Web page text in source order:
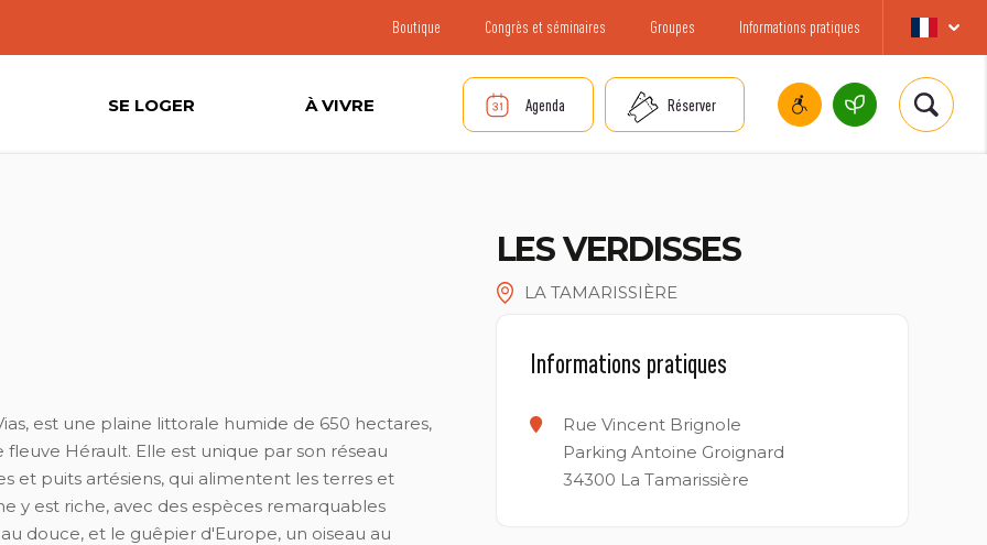
Boutique Congrès et séminaires Groupes Informations pratiques
SE LOGER À VIVRE Agenda Réserver
est une plaine littorale humide de 650 hectares,
Hérault. Elle est unique par son réseau
et puits artésiens, qui alimentent les terres et
y est riche, avec des espèces remarquables
douce, et le guêpier d'Europe, un oiseau au
LES VERDISSES
LA TAMARISSIÈRE
Informations pratiques
Rue Vincent Brignole
Parking Antoine Groignard
34300 La Tamarissière